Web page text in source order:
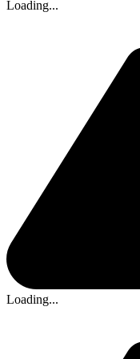
Loading...
Loading...